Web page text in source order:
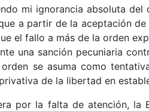
mi ignorancia absoluta del
a partir de la aceptación
el fallo a más de la orden
una sanción pecuniaria
se asuma como
de la libertad en
por la falta de atención, la